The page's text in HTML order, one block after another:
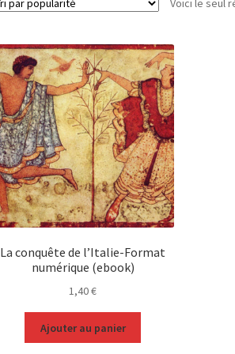
Voici le seul
La conquête de l’Italie-Format
numérique (ebook)
1,40€
Ajouter au panier